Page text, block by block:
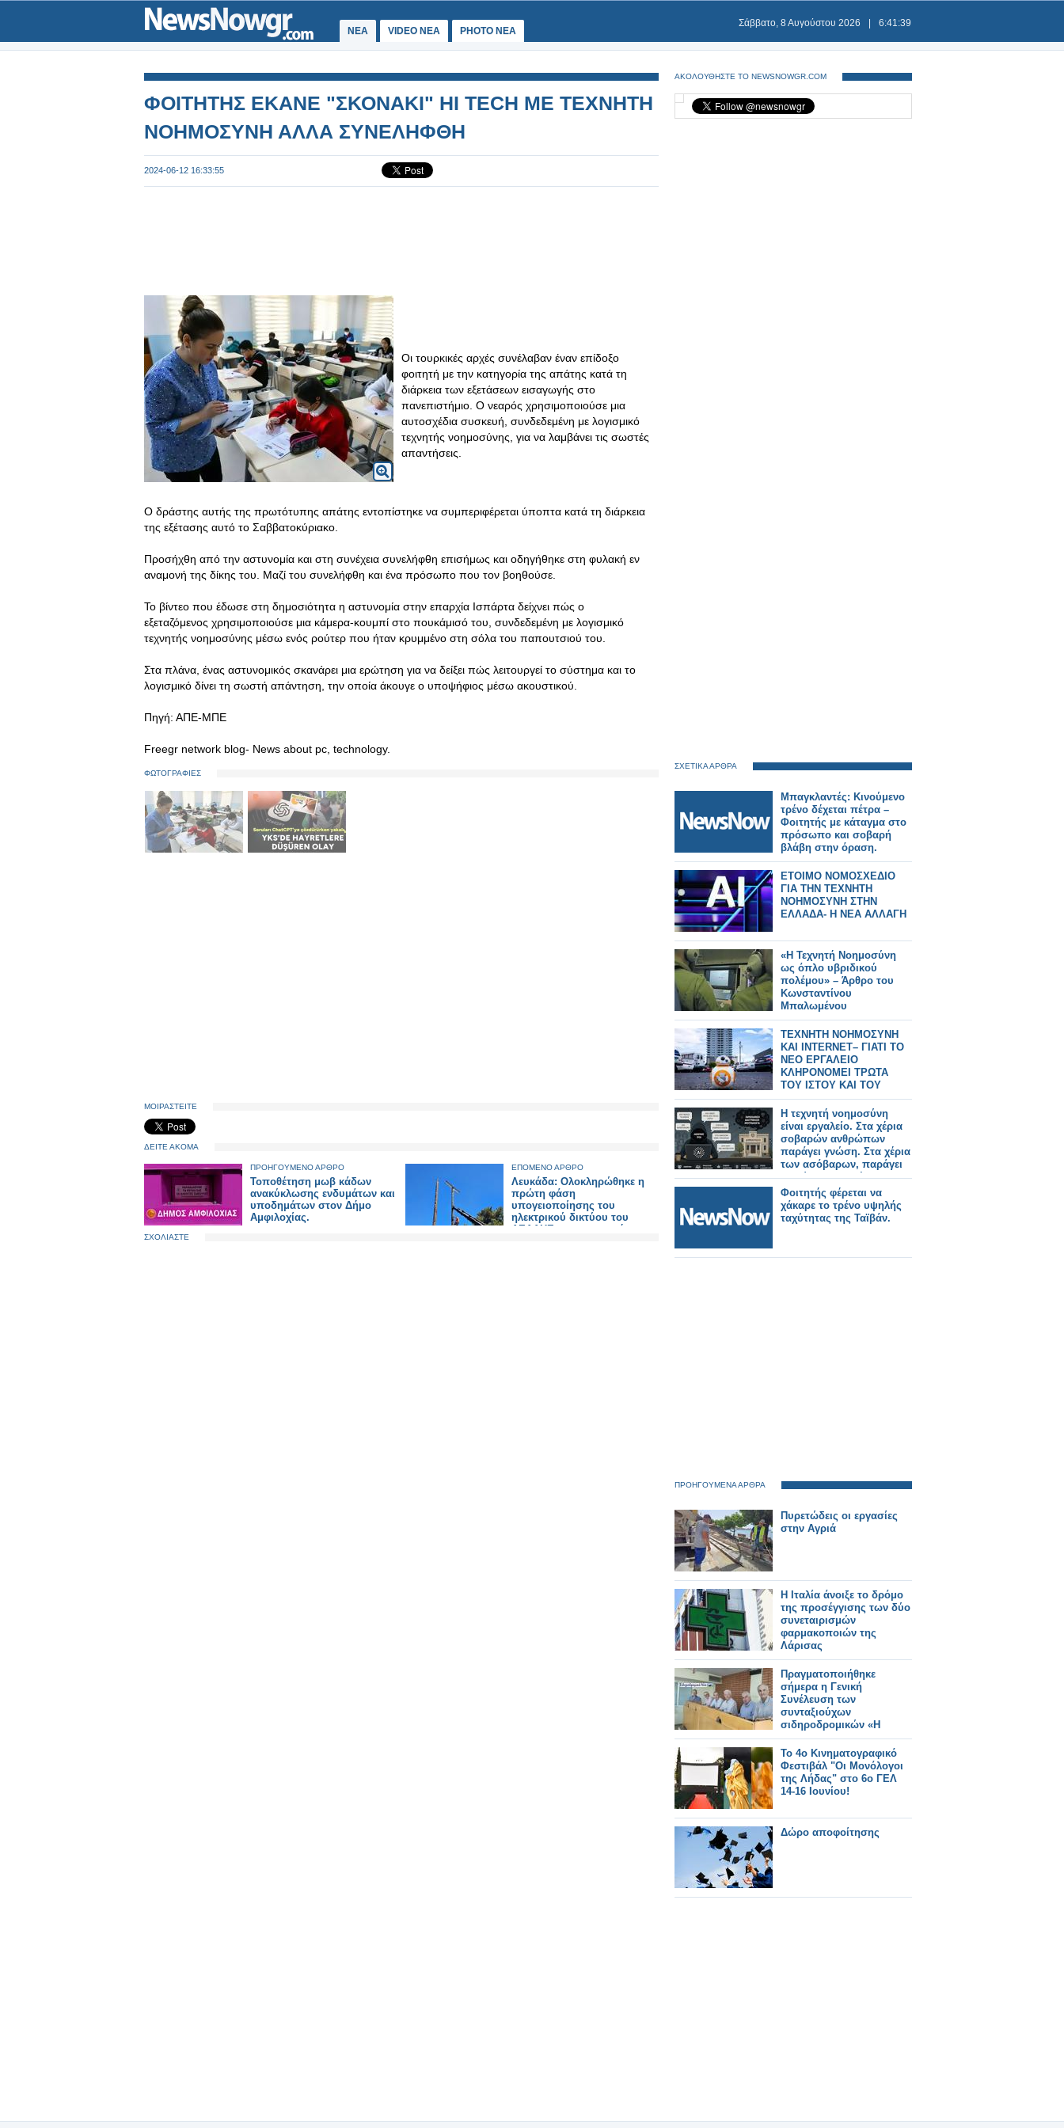
ΝΕΑ VIDEO NEA PHOTO NEA
Σάββατο, 8 Αυγούστου 2026 6:41:39
ΦΟΙΤΗΤΗΣ ΕΚΑΝΕ "ΣΚΟΝΑΚΙ" HI TECH ΜΕ ΤΕΧΝΗΤΗ
ΝΟΗΜΟΣΥΝΗ ΑΛΛΑ ΣΥΝΕΛΗΦΘΗ
2024-06-12 16:33:55
Οι τουρκικές αρχές συνέλαβαν έναν επίδοξο
φοιτητή με την κατηγορία της απάτης κατά τη
διάρκεια των εξετάσεων εισαγωγής στο
πανεπιστήμιο. Ο νεαρός χρησιμοποιούσε μια
αυτοσχέδια συσκευή, συνδεδεμένη με λογισμικό
τεχνητής νοημοσύνης, για να λαμβάνει τις σωστές
απαντήσεις.
Ο δράστης αυτής της πρωτότυπης απάτης εντοπίστηκε να συμπεριφέρεται ύποπτα κατά τη διάρκεια
της εξέτασης αυτό το Σαββατοκύριακο.
Προσήχθη από την αστυνομία και στη συνέχεια συνελήφθη επισήμως και οδηγήθηκε στη φυλακή εν
αναμονή της δίκης του. Μαζί του συνελήφθη και ένα πρόσωπο που τον βοηθούσε.
Το βίντεο που έδωσε στη δημοσιότητα η αστυνομία στην επαρχία Ισπάρτα δείχνει πώς ο
εξεταζόμενος χρησιμοποιούσε μια κάμερα-κουμπί στο πουκάμισό του, συνδεδεμένη με λογισμικό
τεχνητής νοημοσύνης μέσω ενός ρούτερ που ήταν κρυμμένο στη σόλα του παπουτσιού του.
Στα πλάνα, ένας αστυνομικός σκανάρει μια ερώτηση για να δείξει πώς λειτουργεί το σύστημα και το
λογισμικό δίνει τη σωστή απάντηση, την οποία άκουγε ο υποψήφιος μέσω ακουστικού.
Πηγή: ΑΠΕ-ΜΠΕ
Freegr network blog- News about pc, technology.
ΦΩΤΟΓΡΑΦΙΕΣ
ΜΟΙΡΑΣΤΕΙΤΕ
ΔΕΙΤΕ ΑΚΟΜΑ
ΠΡΟΗΓΟΥΜΕΝΟ ΑΡΘΡΟ
Τοποθέτηση μωβ κάδων
ανακύκλωσης ενδυμάτων και
υποδημάτων στον Δήμο
Αμφιλοχίας.
ΕΠΟΜΕΝΟ ΑΡΘΡΟ
Λευκάδα: Ολοκληρώθηκε η
πρώτη φάση
υπογειοποίησης του
ηλεκτρικού δικτύου του
ΔΕΔΔΗΕ στην περιοχή της
ΣΧΟΛΙΑΣΤΕ
ΑΚΟΛΟΥΘΗΣΤΕ ΤΟ NEWSNOWGR.COM
ΣΧΕΤΙΚΑ ΑΡΘΡΑ
Μπαγκλαντές: Κινούμενο
τρένο δέχεται πέτρα –
Φοιτητής με κάταγμα στο
πρόσωπο και σοβαρή
βλάβη στην όραση.
ΕΤΟΙΜΟ ΝΟΜΟΣΧΕΔΙΟ
ΓΙΑ ΤΗΝ ΤΕΧΝΗΤΗ
ΝΟΗΜΟΣΥΝΗ ΣΤΗΝ
ΕΛΛΑΔΑ- Η ΝΕΑ ΑΛΛΑΓΗ
«Η Τεχνητή Νοημοσύνη
ως όπλο υβριδικού
πολέμου» – Άρθρο του
Κωνσταντίνου
Μπαλωμένου
ΤΕΧΝΗΤΗ ΝΟΗΜΟΣΥΝΗ
ΚΑΙ INTERNET– ΓΙΑΤΙ ΤΟ
ΝΕΟ ΕΡΓΑΛΕΙΟ
ΚΛΗΡΟΝΟΜΕΙ ΤΡΩΤΑ
ΤΟΥ ΙΣΤΟΥ ΚΑΙ ΤΟΥ
ΠΑΡΕΛΘΟΝΤΟΣ
Η τεχνητή νοημοσύνη
είναι εργαλείο. Στα χέρια
σοβαρών ανθρώπων
παράγει γνώση. Στα χέρια
των ασόβαρων, παράγει
απλώς γυαλισμένη
ανοησία.
Φοιτητής φέρεται να
χάκαρε το τρένο υψηλής
ταχύτητας της Ταϊβάν.
ΠΡΟΗΓΟΥΜΕΝΑ ΑΡΘΡΑ
Πυρετώδεις οι εργασίες
στην Αγριά
Η Ιταλία άνοιξε το δρόμο
της προσέγγισης των δύο
συνεταιρισμών
φαρμακοποιών της
Λάρισας
Πραγματοποιήθηκε
σήμερα η Γενική
Συνέλευση των
συνταξιούχων
σιδηροδρομικών «Η
ΑΝΑΓΕΝΝΗΣΙΣ»
To 4ο Κινηματογραφικό
Φεστιβάλ "Οι Μονόλογοι
της Λήδας" στο 6o ΓΕΛ
14-16 Ιουνίου!
Δώρο αποφοίτησης